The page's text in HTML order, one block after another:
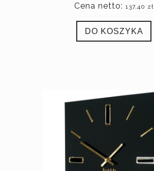
Cena netto: 137,40 zł
DO KOSZYKA